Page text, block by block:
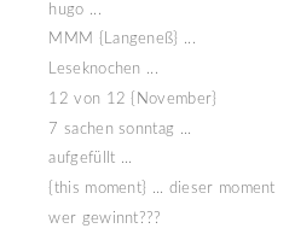
hugo ...
MMM {Langeneß} ...
Leseknochen ...
12 von 12 {November}
7 sachen sonntag ...
aufgefüllt ...
{this moment} ... dieser moment
wer gewinnt???